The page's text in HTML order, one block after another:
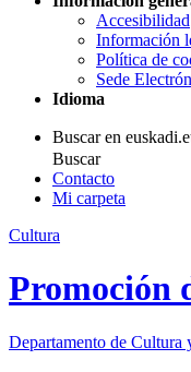
Accesibilidad
Información
Política de
Sede
Idioma
Buscar en
Buscar
Contacto
Mi carpeta
Cultura
Promoción
Departamento de Cultura